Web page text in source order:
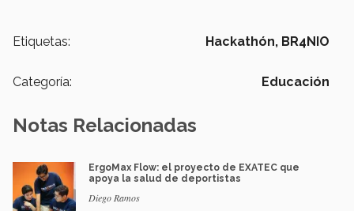
Etiquetas: Hackathón, BR4NIO
Categoría: Educación
Notas Relacionadas
ErgoMax Flow: el proyecto de EXATEC que
apoya la salud de deportistas
Diego Ramos